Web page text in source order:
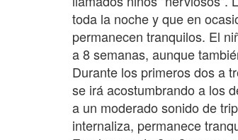
toda la noche y que en
permanecen tranquilos. El
a 8 semanas, aunque
Durante los primeros dos a
se irá acostumbrando a los
a un moderado sonido de
internaliza, permanece